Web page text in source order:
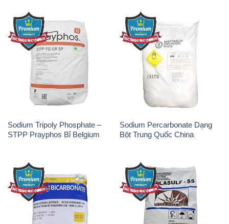
Sodium Tripoly Phosphate –
STPP Prayphos Bỉ Belgium
Sodium Percarbonate Dạng
Bột Trung Quốc China